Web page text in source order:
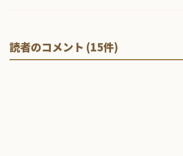
読者のコメント (15件)